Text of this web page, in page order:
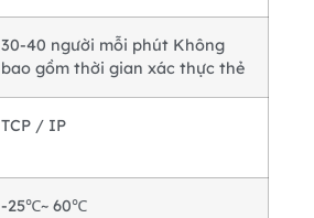
30-40 người mỗi phút Không
bao gồm thời gian xác thực thẻ
TCP / IP
-25℃~ 60℃